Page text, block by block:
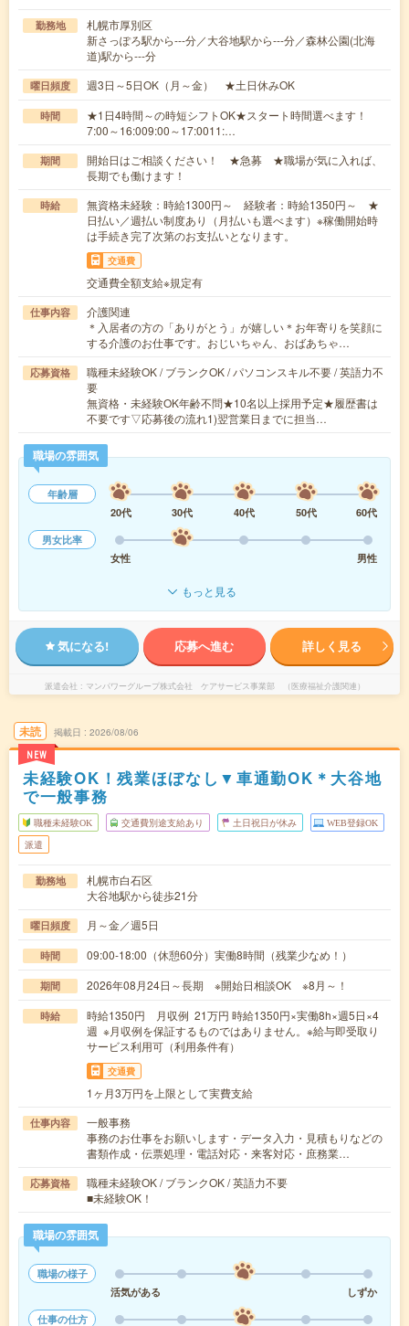
勤務地
札幌市厚別区
新さっぽろ駅から---分／大谷地駅から---分／森林公園(北海
道)駅から---分
曜日頻度 週3日～5日OK（月～金） ★土日休みOK
時間
★1日4時間～の時短シフトOK★スタート時間選べます！
7:00～16:009:00～17:0011:…
期間
開始日はご相談ください！ ★急募 ★職場が気に入れば、
長期でも働けます！
時給
無資格未経験：時給1300円～ 経験者：時給1350円～ ★
日払い／週払い制度あり（月払いも選べます）※稼働開始時
は手続き完了次第のお支払いとなります。
交通費
交通費全額支給※規定有
仕事内容
介護関連
＊入居者の方の「ありがとう」が嬉しい＊お年寄りを笑顔に
する介護のお仕事です。おじいちゃん、おばあちゃ…
応募資格
職種未経験OK / ブランクOK / パソコンスキル不要 / 英語力不
要
無資格・未経験OK年齢不問★10名以上採用予定★履歴書は
不要です▽応募後の流れ1)翌営業日までに担当…
職場の雰囲気
年齢層
20代
30代 40代 50代
60代
男女比率
女性
男性
もっと見る
気になる! 応募へ進む 詳しく見る
派遣会社 マンパワーグループ株式会社 ケアサービス事業部 （医療福祉介護関連）
未読
NEW
掲載日 2026/08/06
未経験OK！残業ほぼなし▼車通勤OK＊大谷地
で一般事務
職種未経験OK 交通費別途支給あり 土日祝日が休み WEB登録OK
派遣
勤務地
札幌市白石区
大谷地駅から徒歩21分
曜日頻度 月～金／週5日
時間 09:00-18:00（休憩60分）実働8時間（残業少なめ！）
期間 2026年08月24日～長期 ※開始日相談OK ※8月～！
時給
時給1350円 月収例 21万円 時給1350円×実働8h×週5日×4
週 ※月収例を保証するものではありません。※給与即受取り
サービス利用可（利用条件有）
交通費
1ヶ月3万円を上限として実費支給
仕事内容
一般事務
事務のお仕事をお願いします・データ入力・見積もりなどの
書類作成・伝票処理・電話対応・来客対応・庶務業…
応募資格
職種未経験OK / ブランクOK / 英語力不要
■未経験OK！
職場の雰囲気
職場の様子
活気がある
しずか
仕事の仕方